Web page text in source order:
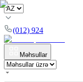
(012) 924
Məhsullar